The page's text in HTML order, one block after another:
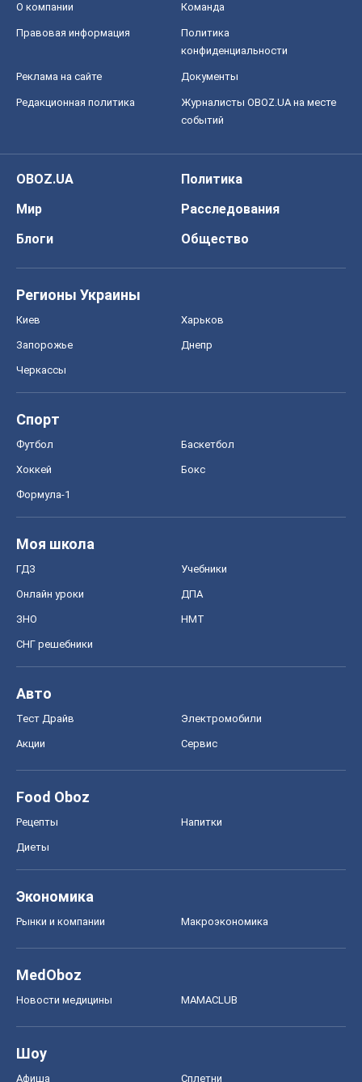
О компании Команда
Правовая информация
Политика
конфиденциальности
Реклама на сайте Документы
Редакционная политика
Журналисты OBOZ.UA на месте
событий
OBOZ.UA
Политика
Мир
Расследования
Блоги
Общество
Регионы Украины
Киев Харьков
Запорожье Днепр
Черкассы
Спорт
Футбол Баскетбол
Хоккей Бокс
Формула-1
Моя школа
ГДЗ Учебники
Онлайн уроки ДПА
ЗНО НМТ
СНГ решебники
Авто
Тест Драйв Электромобили
Акции Сервис
Food Oboz
Рецепты Напитки
Диеты
Экономика
Рынки и компании Mакроэкономика
MedOboz
Новости медицины MAMACLUB
Шоу
Афиша Сплетни